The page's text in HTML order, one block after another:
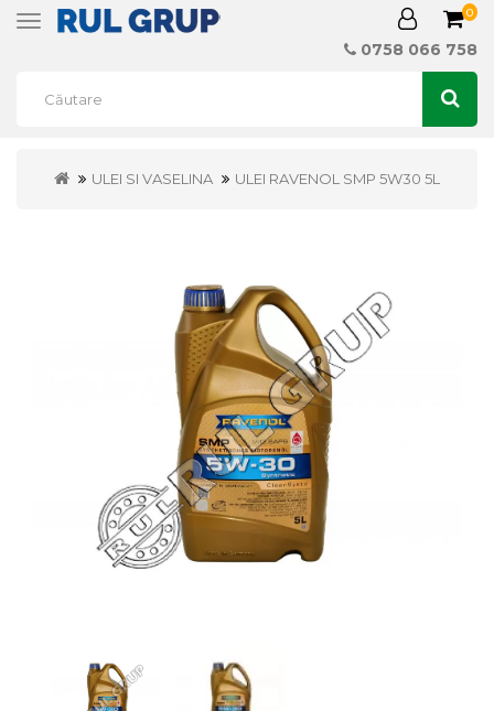
Toggle
0
0758 066 758
ULEI SI VASELINA ULEI RAVENOL SMP 5W30 5L